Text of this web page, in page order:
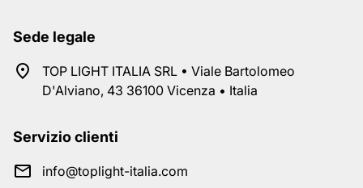
Sede legale
TOP LIGHT ITALIA SRL • Viale Bartolomeo
D'Alviano, 43 36100 Vicenza • Italia
Servizio clienti
info@toplight-italia.com